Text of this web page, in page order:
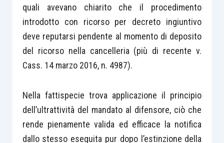
quali avevano chiarito che il procedimento
introdotto con ricorso per decreto ingiuntivo
deve reputarsi pendente al momento di deposito
del ricorso nella cancelleria (più di recente v.
Cass. 14 marzo 2016, n. 4987).
Nella fattispecie trova applicazione il principio
dell’ultrattività del mandato al difensore, ciò che
rende pienamente valida ed efficace la notifica
dallo stesso eseguita pur dopo l’estinzione della